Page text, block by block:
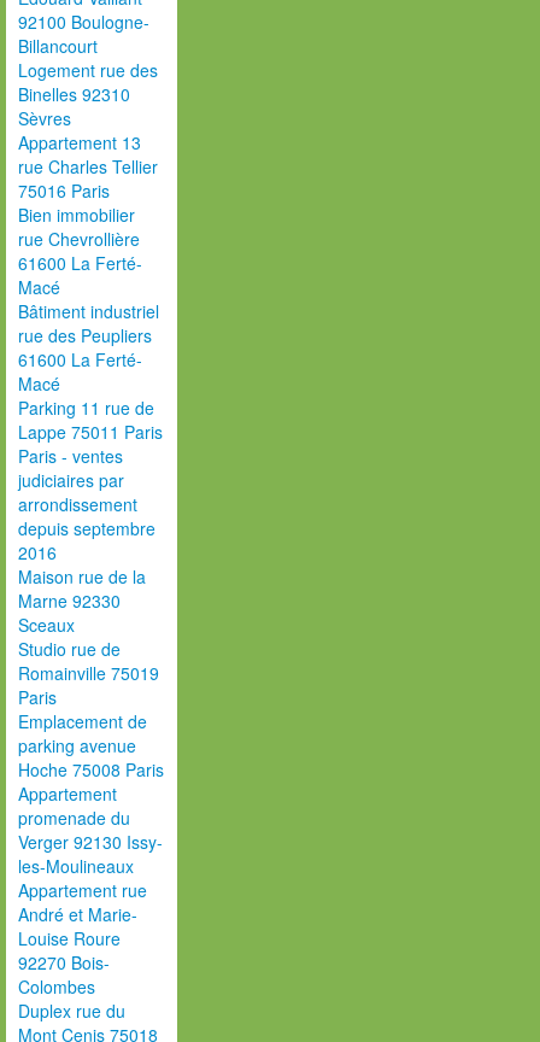
92100 Boulogne-
Billancourt
Logement rue des
Binelles 92310
Sèvres
Appartement 13
rue Charles Tellier
75016 Paris
Bien immobilier
rue Chevrollière
61600 La Ferté-
Macé
Bâtiment industriel
rue des Peupliers
61600 La Ferté-
Macé
Parking 11 rue de
Lappe 75011 Paris
Paris - ventes
judiciaires par
arrondissement
depuis septembre
2016
Maison rue de la
Marne 92330
Sceaux
Studio rue de
Romainville 75019
Paris
Emplacement de
parking avenue
Hoche 75008 Paris
Appartement
promenade du
Verger 92130 Issy-
les-Moulineaux
Appartement rue
André et Marie-
Louise Roure
92270 Bois-
Colombes
Duplex rue du
Mont Cenis 75018